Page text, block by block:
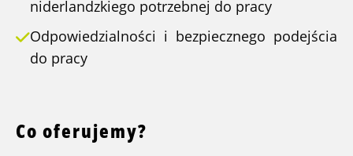
niderlandzkiego potrzebnej do pracy
Odpowiedzialności i bezpiecznego podejścia
do pracy
Co oferujemy?